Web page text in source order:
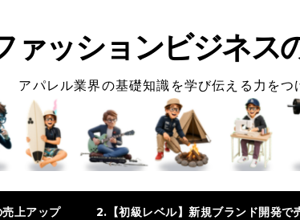
ァッションビジネス
アパレル業界の基礎知識を学び伝える力をつ
上アップ 2.【初級レベル】新規ブランド開発で